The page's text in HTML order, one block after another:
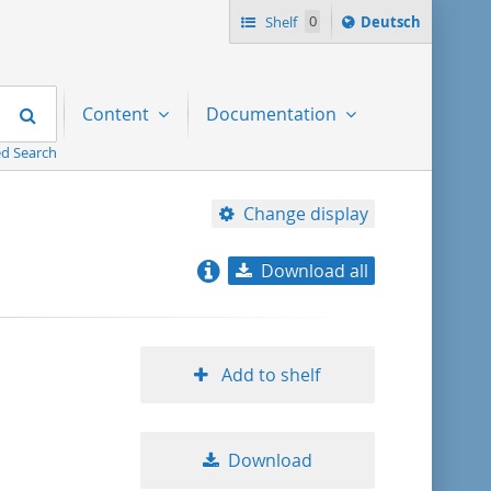
Shelf 0
Sprache
ï¿½ndern
Deutsch
Search
Search
Content Documentation
Change display
title ascending
Download all
Add to shelf
Download